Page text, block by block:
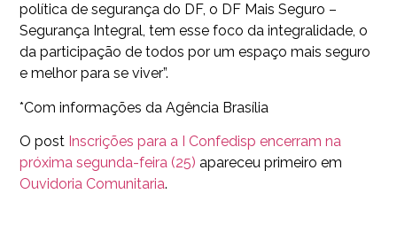
política de segurança do DF, o DF Mais Seguro –
Segurança Integral, tem esse foco da integralidade, o
da participação de todos por um espaço mais seguro
e melhor para se viver”.
*Com informações da Agência Brasília
O post Inscrições para a I Confedisp encerram na
próxima segunda-feira (25) apareceu primeiro em
Ouvidoria Comunitaria.